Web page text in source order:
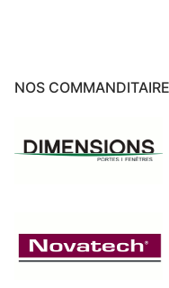
NOS